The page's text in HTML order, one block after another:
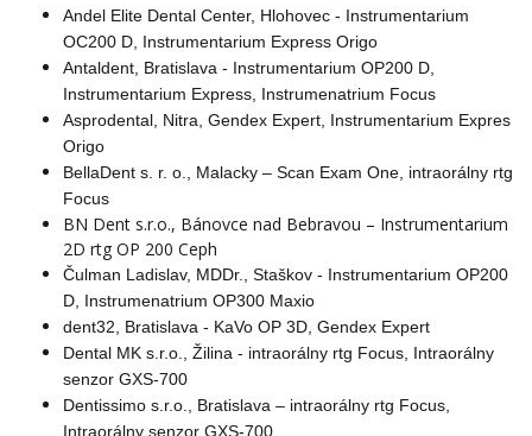
Andel Elite Dental Center, Hlohovec - Instrumentarium
OC200 D, Instrumentarium Express Origo
Antaldent, Bratislava - Instrumentarium OP200 D,
Instrumentarium Express, Instrumenatrium Focus
Asprodental, Nitra, Gendex Expert, Instrumentarium Expres
Origo
BellaDent s. r. o., Malacky – Scan Exam One, intraorálny rtg
Focus
BN Dent s.r.o., Bánovce nad Bebravou – Instrumentarium
2D rtg OP 200 Ceph
Čulman Ladislav, MDDr., Staškov - Instrumentarium OP200
D, Instrumenatrium OP300 Maxio
dent32, Bratislava - KaVo OP 3D, Gendex Expert
Dental MK s.r.o., Žilina - intraorálny rtg Focus, Intraorálny
senzor GXS-700
Dentissimo s.r.o., Bratislava – intraorálny rtg Focus,
Intraorálny senzor GXS-700